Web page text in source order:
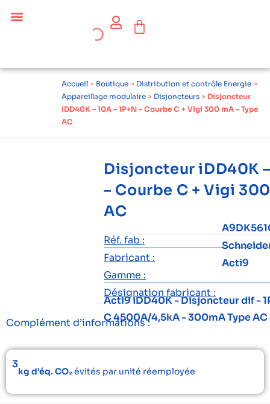
Accueil > Boutique > Distribution et contrôle Energie >
Appareillage modulaire > Disjoncteurs > Disjoncteur
iDD40K – 10A – 1P+N – Courbe C + Vigi 300 mA – Type
AC
Disjoncteur iDD40K –
– Courbe C + Vigi
AC
Réf. fab :
Fabricant :
Gamme :
Acti9
Désignation fabricant :
Acti9 iDD40K - Disjoncteur dif -
C 4500A/4,5kA - 300mA Type AC
Complément d’informations :
3
kg d’éq. CO₂évités par unité réemployée